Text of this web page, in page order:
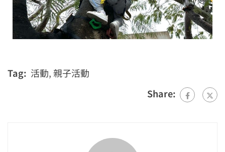
Tag: 活動,親子活動
Share: